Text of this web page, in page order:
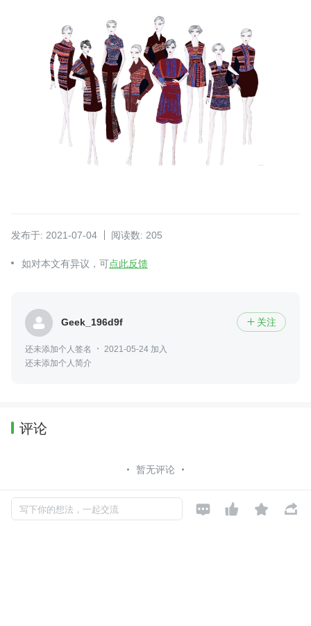
发布于: 2021-07-04 阅读数: 205
如对本文有异议，可点此反馈
Geek_196d9f  关注
还未添加个人签名
2021-05-24 加入
还未添加个人简介
评论
暂无评论
写下你的想法，一起交流    
Copyright © 2026, Geekbang Technology Ltd. All rights reserved. 极客邦控